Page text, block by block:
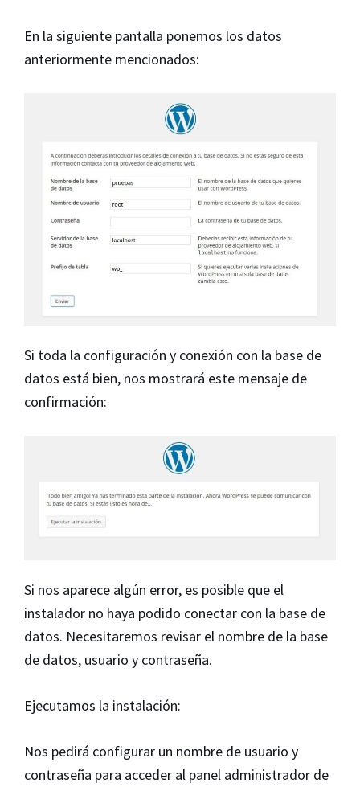
En la siguiente pantalla ponemos los datos
anteriormente mencionados:
Si toda la configuración y conexión con la base de
datos está bien, nos mostrará este mensaje de
confirmación:
Si nos aparece algún error, es posible que el
instalador no haya podido conectar con la base de
datos. Necesitaremos revisar el nombre de la base
de datos, usuario y contraseña.
Ejecutamos la instalación:
Nos pedirá configurar un nombre de usuario y
contraseña para acceder al panel administrador de